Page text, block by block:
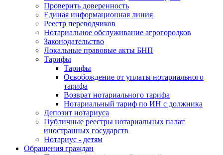
Проверить доверенность
Единая информационная линия
Реестр переводчиков
Нотариальное обслуживание агрогородков
Законодательство
Локальные правовые акты БНП
Тарифы
Тарифы
Освобождение от уплаты нотариального
тарифа
Возврат нотариального тарифа
Нотариальный тариф по ИН с должника
Депозит нотариуса
Публичные реестры нотариальных палат
иностранных государств
Нотариус - детям
Обращения граждан